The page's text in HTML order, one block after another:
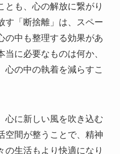
とも、心の解放に繋がり
す「断捨離」は、スペー
の中も整理する効果があ
当に必要なものは何か、
心の中の執着を減らすこ
心に新しい風を吹き込む
空間が整うことで、精神
の生活もより快適になり